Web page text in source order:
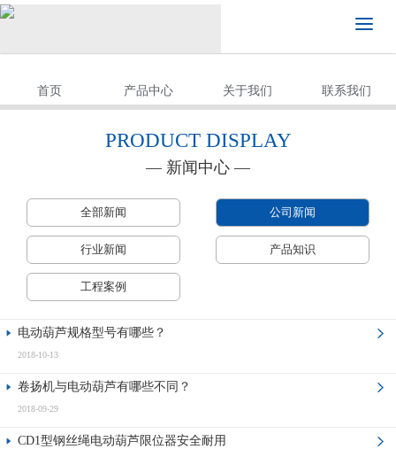
首页 产品中心 关于我们 联系我们
PRODUCT DISPLAY
— 新闻中心 —
全部新闻 公司新闻
行业新闻 产品知识
工程案例
电动葫芦规格型号有哪些？
2018-10-13
卷扬机与电动葫芦有哪些不同？
2018-09-29
CD1型钢丝绳电动葫芦限位器安全耐用